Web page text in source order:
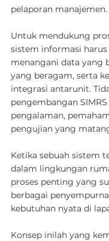
pelaporan manajemen.
Untuk mendukung
sistem informasi
menangani data yang
yang beragam, serta
integrasi antarunit.
pengembangan
pengalaman,
pengujian yang
Ketika sebuah sistem
dalam lingkungan
proses penting yang
berbagai
kebutuhan nyata di
Konsep inilah yang